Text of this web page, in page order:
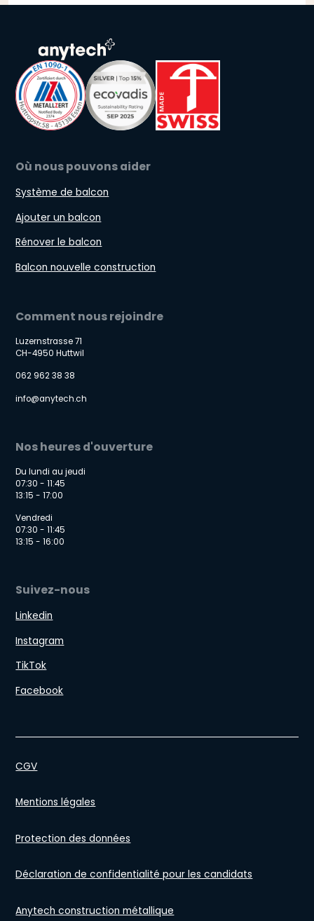
Où nous pouvons aider
Système de balcon
Ajouter un balcon
Rénover le balcon
Balcon nouvelle construction
Comment nous rejoindre
Luzernstrasse 71
CH-4950 Huttwil
062 962 38 38
info@anytech.ch
Nos heures d'ouverture
Du lundi au jeudi
07:30 - 11:45
13:15 - 17:00
Vendredi
07:30 - 11:45
13:15 - 16:00
Suivez-nous
Linkedin
Instagram
TikTok
Facebook
CGV
Mentions légales
Protection des données
Déclaration de confidentialité pour les candidats
Anytech construction métallique